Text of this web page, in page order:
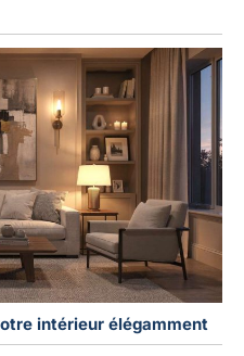
intérieur élégamment